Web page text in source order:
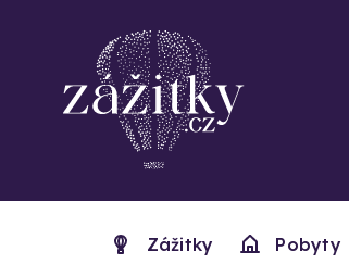
Zážitky Pobyty